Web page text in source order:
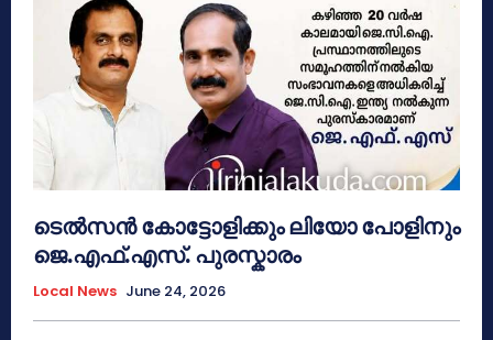
ടെൽസൻ കോട്ടോളിക്കും ലിയോ പോളിനും
ജെ.എഫ്.എസ്. പുരസ്കാരം
Local News June 24, 2026